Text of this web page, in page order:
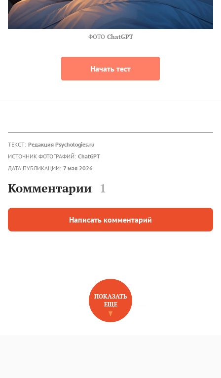
ФОТО ChatGPT
Начать тест
ТЕКСТ: Редакция Psychologies.ru
ИСТОЧНИК ФОТОГРАФИЙ: ChatGPT
ДАТА ПУБЛИКАЦИИ: 7 мая 2026
Комментарии 1
Написать комментарий
НОВОЕ НА САЙТЕ
ПОКАЗАТЬ
ЕЩЕ